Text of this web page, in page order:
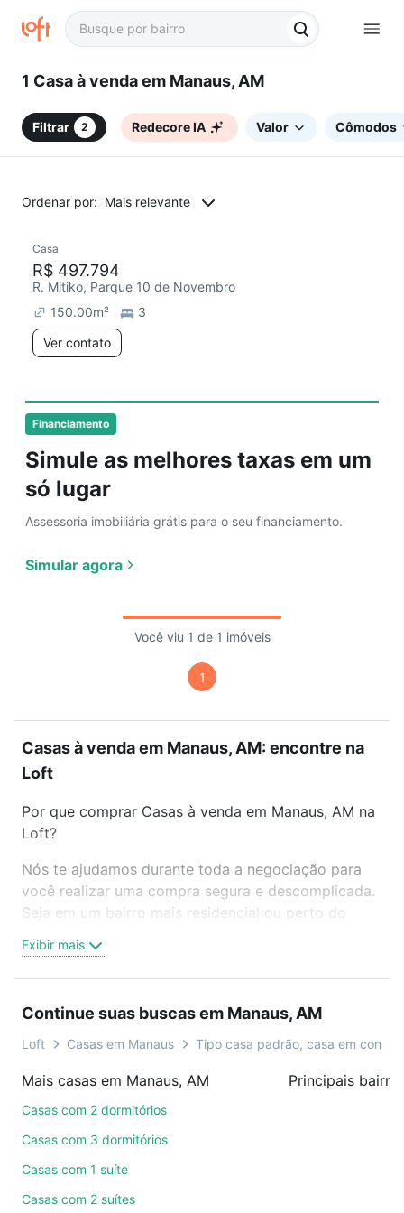
1 Casa à venda em Manaus, AM
Filtrar 2 Redecore IA Valor Cômodos
Ordenar por: Mais relevante
Financiamento
Simule as melhores taxas em um
só lugar
Assessoria imobiliária grátis para o seu financiamento.
Simular agora
Chegou este mês
Casa
R$ 497.794
R. Mitiko, Parque 10 de Novembro
150.00m²
3
Ver contato
Você viu 1 de 1 imóveis
1
Casas à venda em Manaus, AM: encontre na
Loft
Por que comprar Casas à venda em Manaus, AM na
Loft?
Nós te ajudamos durante toda a negociação para
você realizar uma compra segura e descomplicada.
Seja em um bairro mais residencial ou perto do
oferta ideal de Casas à venda em Manaus, AM para
conquistar seu sonho. Agende uma visita presencial
você ainda conta com mais de 46 mil corretores e
imobiliárias te ajudando na compra, venda ou troca
Como escolher um imóvel?
Use barra de busca no topo para pesquisar por
também pode usar os filtros como quantidade de
quartos, suítes, com ou sem vaga de garagem para
Exibir mais
Continue suas buscas em Manaus, AM
Loft Casas em Manaus Tipo casa padrão, casa em
Mais casas em Manaus, AM
Casas com 2 dormitórios
Casas com 3 dormitórios
Casas com 1 suíte
Casas com 2 suítes
Principais